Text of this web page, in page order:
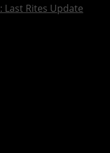
: Last Rites Update